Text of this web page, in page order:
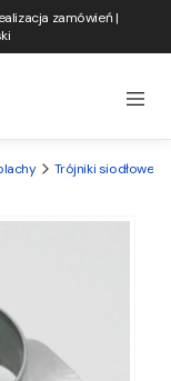
zamówień |
Trójniki siodłowe